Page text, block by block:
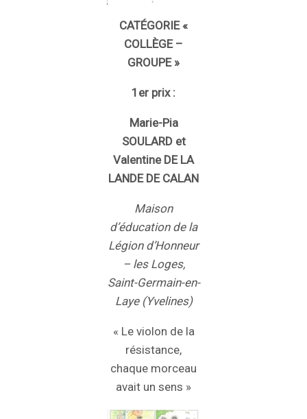
CATÉGORIE «
COLLÈGE –
GROUPE »
1er prix :
Marie-Pia
SOULARD et
Valentine DE LA
LANDE DE CALAN
Maison
d’éducation de la
Légion d’Honneur
– les Loges,
Saint-Germain-en-
Laye (Yvelines)
« Le violon de la
résistance,
chaque morceau
avait un sens »